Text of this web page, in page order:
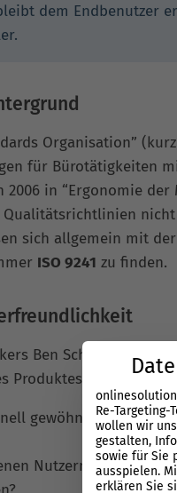
dem Endbenutzer
Organisation”
für Bürotätigkeiten
in “Ergonomie der
sich allgemein mit
ISO 9241 zu finden.
Ben Schneiderman
Produktes aus
gewöhnt sich ein
Nutzern möglich,
Re-
wollen wir
gestalten,
sowie für Sie
ausspielen.
erklären Sie